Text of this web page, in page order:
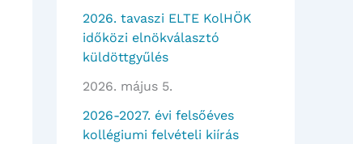
2026. tavaszi ELTE KolHÖK
időközi elnökválasztó
küldöttgyűlés
2026. május 5.
2026-2027. évi felsőéves
kollégiumi felvételi kiírás